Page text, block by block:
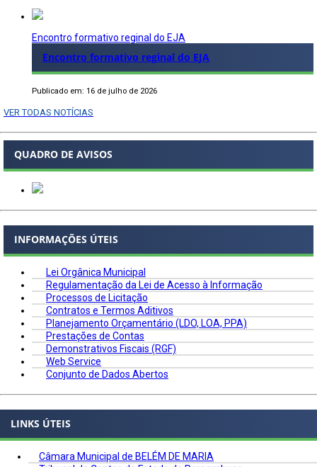
Encontro formativo reginal do EJA
Encontro formativo reginal do EJA
Publicado em: 16 de julho de 2026
VER TODAS NOTÍCIAS
QUADRO DE AVISOS
INFORMAÇÕES ÚTEIS
Lei Orgânica Municipal
Regulamentação da Lei de Acesso à Informação
Processos de Licitação
Contratos e Termos Aditivos
Planejamento Orçamentário (LDO, LOA, PPA)
Prestações de Contas
Demonstrativos Fiscais (RGF)
Web Service
Conjunto de Dados Abertos
LINKS ÚTEIS
Câmara Municipal de BELÉM DE MARIA